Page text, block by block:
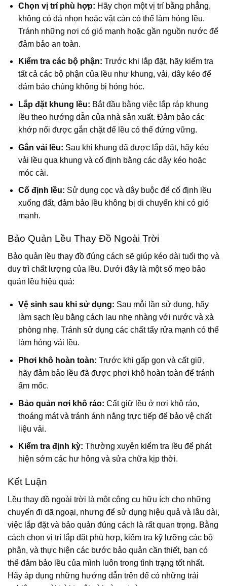
Chọn vị trí phù hợp: Hãy chọn một vị trí bằng phẳng,
không có đá nhọn hoặc vật cản có thể làm hỏng lều.
Tránh những nơi có gió mạnh hoặc gần nguồn nước để
đảm bảo an toàn.
Kiểm tra các bộ phận: Trước khi lắp đặt, hãy kiểm tra
tất cả các bộ phận của lều như khung, vải, dây kéo để
đảm bảo chúng không bị hỏng hóc.
Lắp đặt khung lều: Bắt đầu bằng việc lắp ráp khung
lều theo hướng dẫn của nhà sản xuất. Đảm bảo các
khớp nối được gắn chặt để lều có thể đứng vững.
Gắn vải lều: Sau khi khung đã được lắp đặt, hãy kéo
vải lều qua khung và cố định bằng các dây kéo hoặc
móc cài.
Cố định lều: Sử dụng cọc và dây buộc để cố định lều
xuống đất, đảm bảo lều không bị di chuyển khi có gió
mạnh.
Bảo Quản Lều Thay Đồ Ngoài Trời
Bảo quản lều thay đồ đúng cách sẽ giúp kéo dài tuổi thọ và
duy trì chất lượng của lều. Dưới đây là một số mẹo bảo
quản lều hiệu quả:
Vệ sinh sau khi sử dụng: Sau mỗi lần sử dụng, hãy
làm sạch lều bằng cách lau nhẹ nhàng với nước và xà
phòng nhẹ. Tránh sử dụng các chất tẩy rửa mạnh có thể
làm hỏng vải lều.
Phơi khô hoàn toàn: Trước khi gấp gọn và cất giữ,
hãy đảm bảo lều đã được phơi khô hoàn toàn để tránh
ẩm mốc.
Bảo quản nơi khô ráo: Cất giữ lều ở nơi khô ráo,
thoáng mát và tránh ánh nắng trực tiếp để bảo vệ chất
liệu vải.
Kiểm tra định kỳ: Thường xuyên kiểm tra lều để phát
hiện sớm các hư hỏng và sửa chữa kịp thời.
Kết Luận
Lều thay đồ ngoài trời là một công cụ hữu ích cho những
chuyến đi dã ngoại, nhưng để sử dụng hiệu quả và lâu dài,
việc lắp đặt và bảo quản đúng cách là rất quan trọng. Bằng
cách chọn vị trí lắp đặt phù hợp, kiểm tra kỹ lưỡng các bộ
phận, và thực hiện các bước bảo quản cần thiết, bạn có
thể đảm bảo lều của mình luôn trong tình trạng tốt nhất.
Hãy áp dụng những hướng dẫn trên để có những trải